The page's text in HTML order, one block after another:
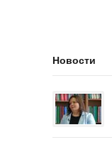
Новости